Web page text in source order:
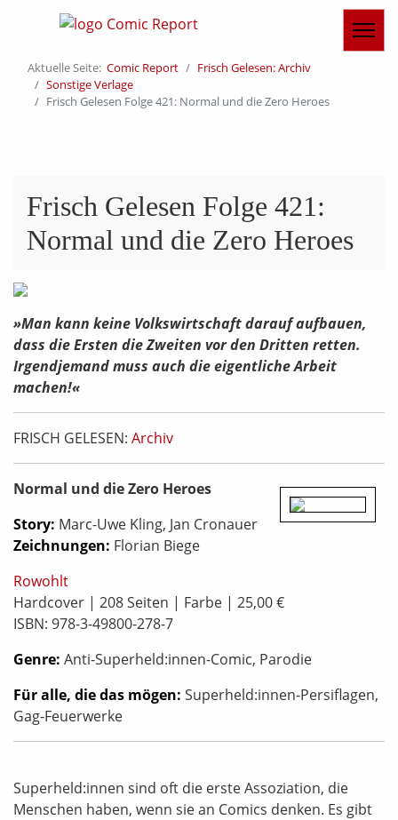
Aktuelle Seite: Comic Report
Frisch Gelesen: Archiv
Sonstige Verlage
Frisch Gelesen Folge 421: Normal und die Zero Heroes
Frisch Gelesen Folge 421:
Normal und die Zero Heroes
»Man kann keine Volkswirtschaft darauf aufbauen,
dass die Ersten die Zweiten vor den Dritten retten.
Irgendjemand muss auch die eigentliche Arbeit
machen!«
FRISCH GELESEN: Archiv
Normal und die Zero Heroes
Story: Marc-Uwe Kling, Jan Cronauer
Zeichnungen: Florian Biege
Rowohlt
Hardcover | 208 Seiten | Farbe | 25,00 €
ISBN: 978-3-49800-278-7
Genre: Anti-Superheld:innen-Comic, Parodie
Für alle, die das mögen: Superheld:innen-Persiflagen,
Gag-Feuerwerke
Superheld:innen sind oft die erste Assoziation, die
Menschen haben, wenn sie an Comics denken. Es gibt